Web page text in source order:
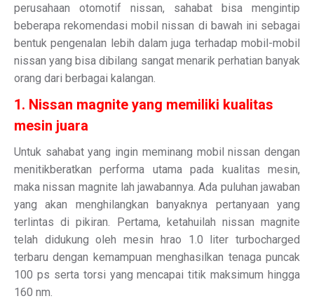
perusahaan otomotif nissan, sahabat bisa mengintip
beberapa rekomendasi mobil nissan di bawah ini sebagai
bentuk pengenalan lebih dalam juga terhadap mobil-mobil
nissan yang bisa dibilang sangat menarik perhatian banyak
orang dari berbagai kalangan.
1. Nissan magnite yang memiliki kualitas
mesin juara
Untuk sahabat yang ingin meminang mobil nissan dengan
menitikberatkan performa utama pada kualitas mesin,
maka nissan magnite lah jawabannya. Ada puluhan jawaban
yang akan menghilangkan banyaknya pertanyaan yang
terlintas di pikiran. Pertama, ketahuilah nissan magnite
telah didukung oleh mesin hrao 1.0 liter turbocharged
terbaru dengan kemampuan menghasilkan tenaga puncak
100 ps serta torsi yang mencapai titik maksimum hingga
160 nm.